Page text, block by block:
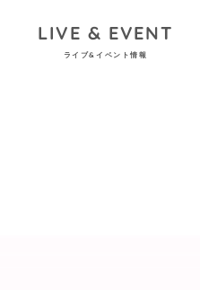
LIVE & EVENT
ライブ&イベント情報